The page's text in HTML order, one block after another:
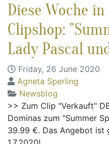
Diese Woche
Clipshop:
Lady Pascal
Friday, 26 June 2020
Agneta Sperling
Newsblog
>> Zum Clip "Verkauft"
Dominas zum "Summer
39.99 €. Das Angebot ist